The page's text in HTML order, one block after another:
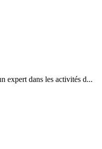
expert dans les activités d...